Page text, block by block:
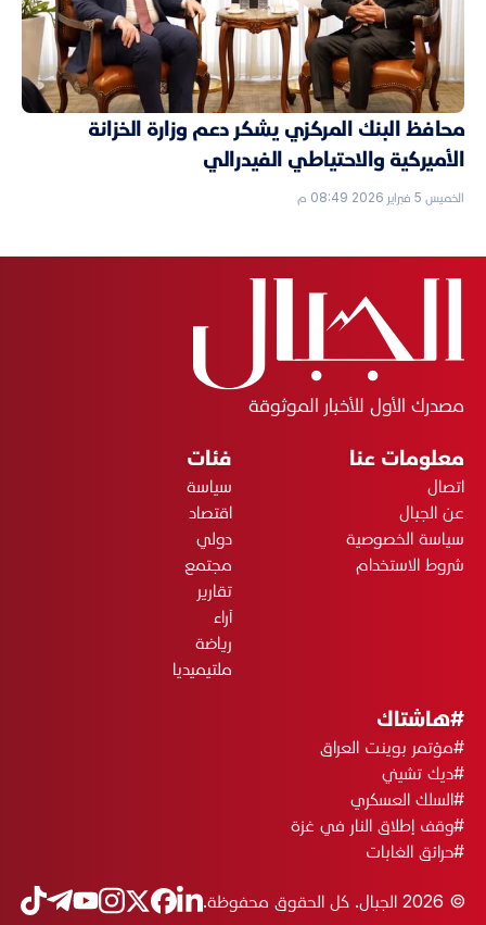
محافظ البنك المركزي يشكر دعم وزارة الخزانة
الأميركية والاحتياطي الفيدرالي
الخميس 5 فبراير 2026 08:49 م
مصدرك الأول للأخبار الموثوقة
معلومات عنا
اتصال
عن الجبال
سياسة الخصوصية
شروط الاستخدام
فئات
سياسة
اقتصاد
دولي
مجتمع
تقارير
آراء
رياضة
ملتيميديا
#هاشتاك
#مؤتمر بوينت العراق
#ديك تشيني
#السلك العسكري
#وقف إطلاق النار في غزة
#حرائق الغابات
© 2026 الجبال. كل الحقوق محفوظة.